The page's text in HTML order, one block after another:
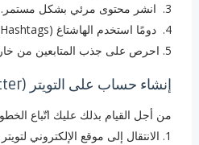
3. ‏ انشر محتوى مرئي بشكل مستمر.
4. ‏ دومًا استخدم الهاشتاغ (Hashtags) في تغريداتك.
5. ‏احرص على جذب المتابعين من خارج تويتر.
إنشاء حساب على التويتر (Twitter)
من أجل القيام بذلك عليك اتّباع
1. الانتقال إلى موقع الإلكتروني